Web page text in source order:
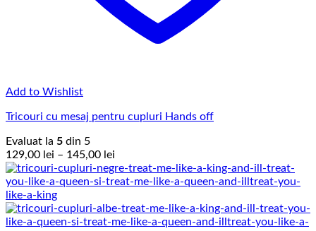
Add to Wishlist
Tricouri cu mesaj pentru cupluri Hands off
Evaluat la 5 din 5
129,00 lei – 145,00 lei
de
prețuri:
până
la